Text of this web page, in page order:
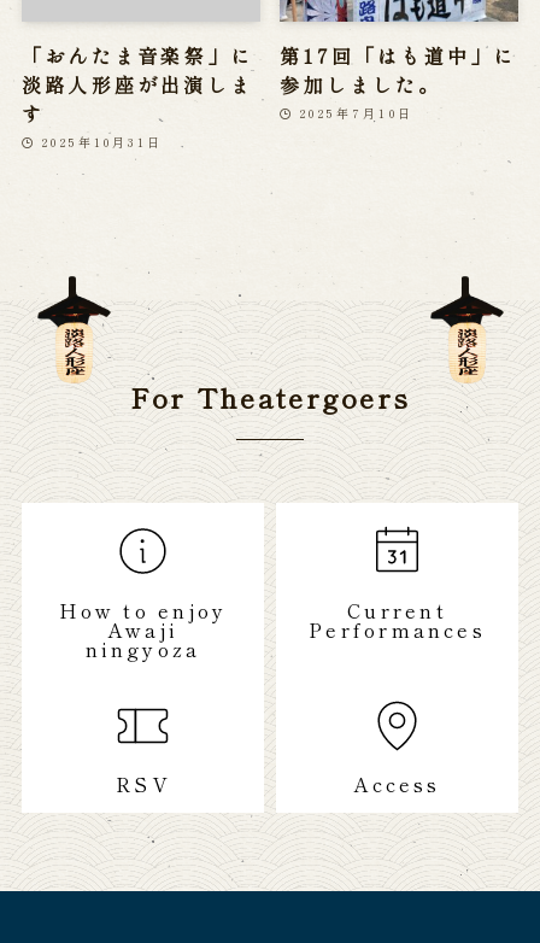
「おんたま音楽祭」に
淡路人形座が出演しま
す
2025年10月31日
第17回「はも道中」に
参加しました。
2025年7月10日
For Theatergoers
How to enjoy
Awaji
ningyoza
Current
Performances
RSV Access